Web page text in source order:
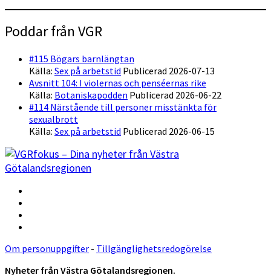
Poddar från VGR
#115 Bögars barnlängtan
Källa: Sex på arbetstid Publicerad 2026-07-13
Avsnitt 104: I violernas och penséernas rike
Källa: Botaniskapodden Publicerad 2026-06-22
#114 Närstående till personer misstänkta för
sexualbrott
Källa: Sex på arbetstid Publicerad 2026-06-15
Om personuppgifter - Tillgänglighetsredogörelse
Nyheter från Västra Götalandsregionen.